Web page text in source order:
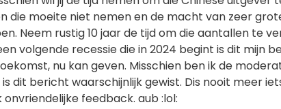
die moeite niet nemen en de macht van zeer
Neem rustig 10 jaar de tijd om die aantallen te
volgende recessie die in 2024 begint is dit mijn
nu kan geven. Misschien ben ik de
dit bericht waarschijnlijk gewist. Dis nooit meer
onvriendelijke feedback. aub :lol: